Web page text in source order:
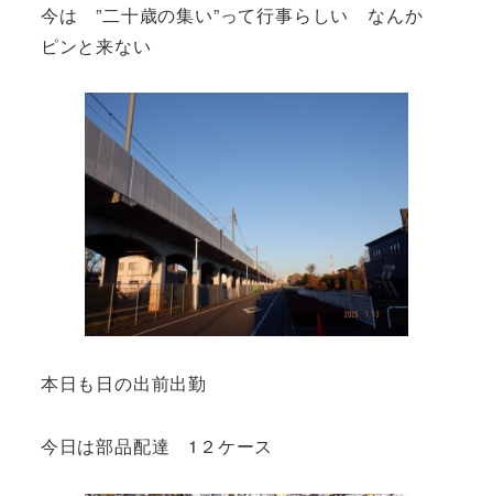
今は ”二十歳の集い”って行事らしい なんか
ピンと来ない
本日も日の出前出勤
今日は部品配達 1２ケース